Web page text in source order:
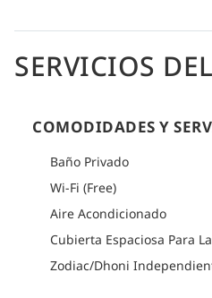
SERVICIOS
COMODIDADES Y
Baño Privado
Wi-Fi (Free)
Aire Acondicionado
Cubierta Espaciosa Para
Zodiac/Dhoni